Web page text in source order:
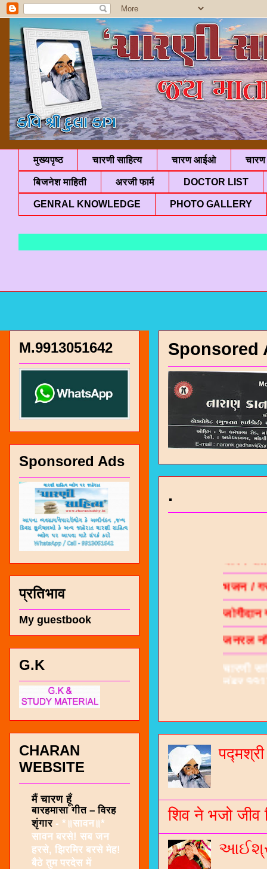
मुख्यपृष्ठ चारणी साहित्य चारण आईओ चारण
बिजनेश माहिती अरजी फार्म DOCTOR LIST
GENRAL KNOWLEDGE PHOTO GALLERY
Sponsored
.
भजन /
जनरल
चारणी
नंबर
शिव ने भजो जीव
M.9913051642
Sponsored Ads
प्रतिभाव
My guestbook
G.K
CHARAN
WEBSITE
मैं चारण हूँ
बारहमासा गीत – विरह
शृंगार - *॥सावन॥*
सावन बरसे! सब जन
हरसे, झिरमिर बरसे मेह!
बैठे तुम परदेस में